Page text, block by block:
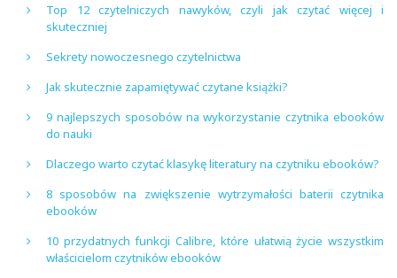
Top 12 czytelniczych nawyków, czyli jak czytać więcej i
skuteczniej
Sekrety nowoczesnego czytelnictwa
Jak skutecznie zapamiętywać czytane książki?
9 najlepszych sposobów na wykorzystanie czytnika ebooków
do nauki
Dlaczego warto czytać klasykę literatury na czytniku ebooków?
8 sposobów na zwiększenie wytrzymałości baterii czytnika
ebooków
10 przydatnych funkcji Calibre, które ułatwią życie wszystkim
właścicielom czytników ebooków